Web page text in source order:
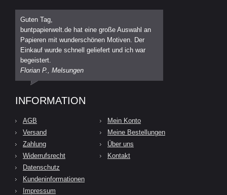
Guten Tag,
buntpapierwelt.de hat eine große Auswahl an
Papieren mit wunderschönen Motiven. Der
Einkauf wurde schnell geliefert und ich war
begeistert.
Florian P., Melsungen
INFORMATION
AGB
Versand
Zahlung
Widerrufsrecht
Datenschutz
Kundeninformationen
Impressum
Mein Konto
Meine Bestellungen
Über uns
Kontakt